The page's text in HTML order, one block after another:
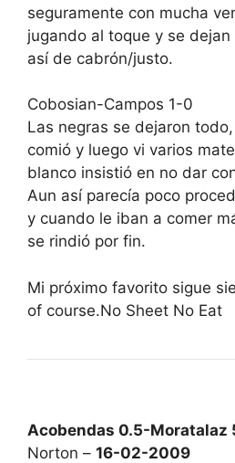
seguramente con mucha
jugando al toque y se
así de cabrón/justo.
Cobosian-Campos 1-0
Las negras se dejaron
comió y luego vi varios
blanco insistió en no dar
Aun así parecía poco
y cuando le iban a comer
se rindió por fin.
Mi próximo favorito sigue
of course.No Sheet No Eat
Acobendas 0.5-Moratalaz
Norton – 16-02-2009